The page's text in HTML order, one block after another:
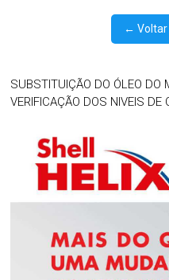
← Voltar
SUBSTITUIÇÃO DO ÓLEO DO
VERIFICAÇÃO DOS NIVEIS DE